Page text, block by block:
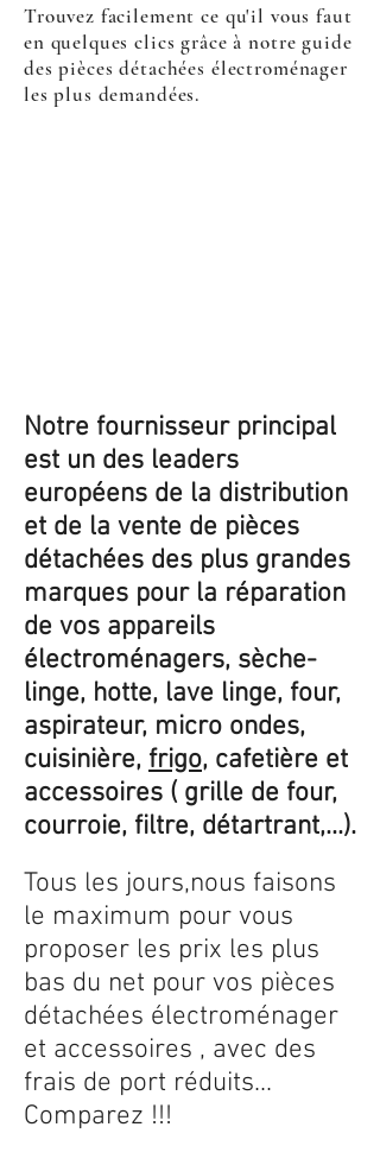
Trouvez facilement ce qu'il vous faut
en quelques clics grâce à notre guide
des pièces détachées électroménager
les plus demandées.
Notre fournisseur principal
est un des leaders
européens de la distribution
et de la vente de pièces
détachées des plus grandes
marques pour la réparation
de vos appareils
électroménagers, sèche-
linge, hotte, lave linge, four,
aspirateur, micro ondes,
cuisinière, frigo, cafetière et
accessoires ( grille de four,
courroie, filtre, détartrant,...).
Tous les jours,nous faisons
le maximum pour vous
proposer les prix les plus
bas du net pour vos pièces
détachées électroménager
et accessoires , avec des
frais de port réduits...
Comparez !!!